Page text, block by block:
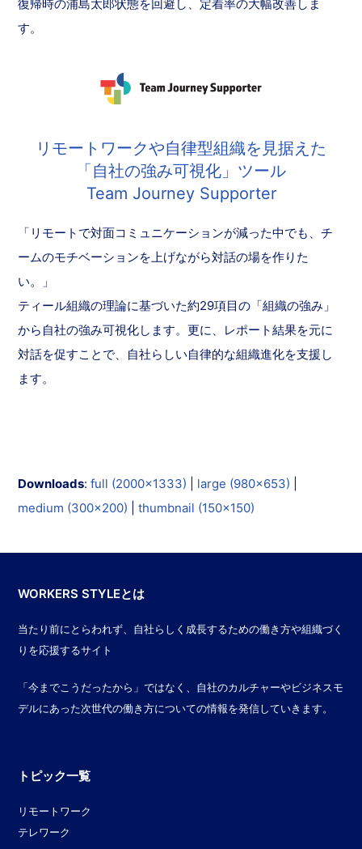
復帰時の浦島太郎状態を回避し、定着率の大幅改善しま
す。
リモートワークや自律型組織を見据えた
「自社の強み可視化」ツール
Team Journey Supporter
「リモートで対面コミュニケーションが減った中でも、チ
ームのモチベーションを上げながら対話の場を作りた
い。」
ティール組織の理論に基づいた約29項目の「組織の強み」
から自社の強み可視化します。更に、レポート結果を元に
対話を促すことで、自社らしい自律的な組織進化を支援し
ます。
Downloads:full (2000x1333) large (980x653)
medium (300x200) |thumbnail (150x150)
WORKERS STYLEとは
当たり前にとらわれず、自社らしく成長するための働き方や組織づく
りを応援するサイト
「今までこうだったから」ではなく、自社のカルチャーやビジネスモ
デルにあった次世代の働き方についての情報を発信していきます。
トピック一覧
リモートワーク
テレワーク